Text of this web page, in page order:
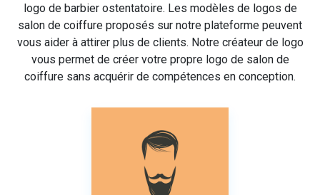
logo de barbier ostentatoire. Les modèles de logos de
salon de coiffure proposés sur notre plateforme peuvent
vous aider à attirer plus de clients. Notre créateur de logo
vous permet de créer votre propre logo de salon de
coiffure sans acquérir de compétences en conception.